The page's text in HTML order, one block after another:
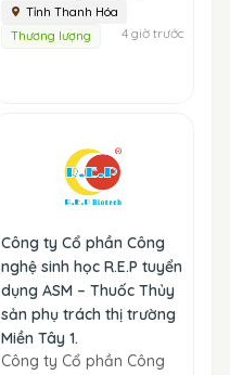
Tỉnh Thanh Hóa
Thương lượng
4 giờ trước
Công ty Cổ phần Công
nghệ sinh học R.E.P tuyển
dụng ASM – Thuốc Thủy
sản phụ trách thị trường
Miền Tây 1.
Công ty Cổ phần Công